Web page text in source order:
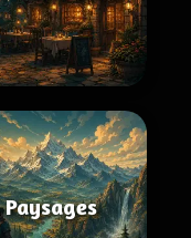
Paysages